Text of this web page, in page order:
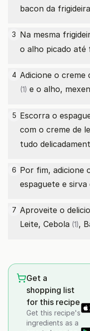
bacon da
3 Na mesma
o alho picado até
4 Adicione o creme
(1) e o alho,
5 Escorra o
com o creme de
tudo
6 Por fim, adicione
espaguete e sirva
7 Aproveite o
Leite, Cebola (1),
Get a
shopping list
for this recipe
Get this recipe's
ingredients as a